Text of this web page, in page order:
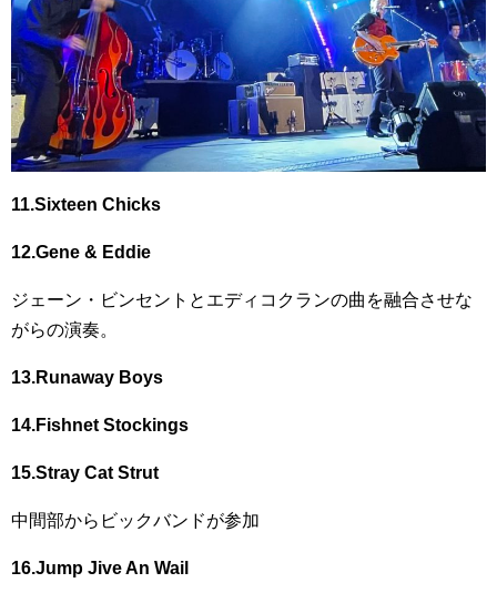
11.Sixteen Chicks
12.Gene & Eddie
ジェーン・ビンセントとエディコクランの曲を融合させな
がらの演奏。
13.Runaway Boys
14.Fishnet Stockings
15.Stray Cat Strut
中間部からビックバンドが参加
16.Jump Jive An Wail